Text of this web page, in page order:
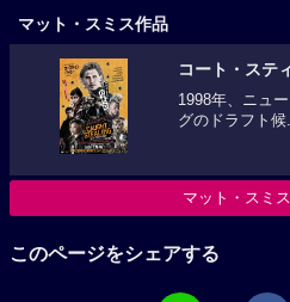
マット・スミス作品
コート・ステ
1998年、ニュ
グのドラフト候
マット・スミ
このページをシェアする